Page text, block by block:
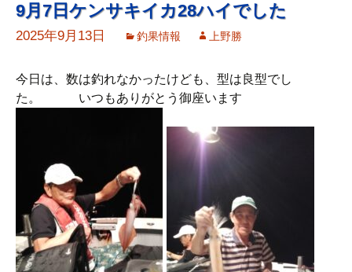
9月7日ケンサキイカ28ハイでした
2025年9月13日 釣果情報 上野勝
今日は、数は釣れなかったけども、型は良型でし
た。 いつもありがとう御座います